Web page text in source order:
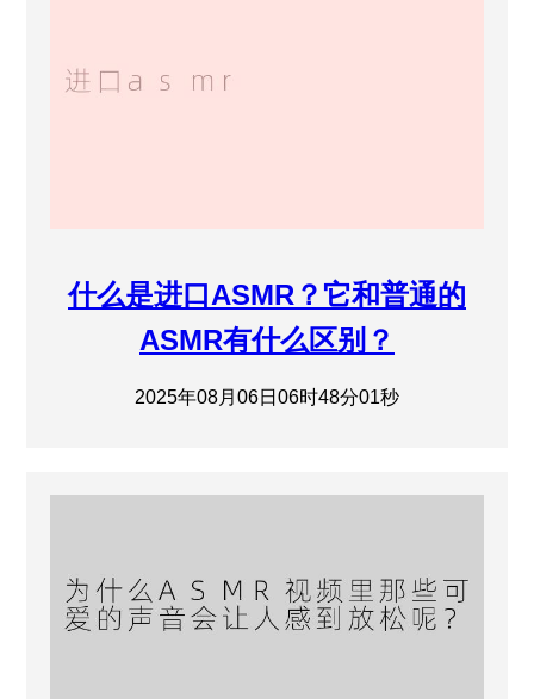
什么是进口ASMR？它和普通的
ASMR有什么区别？
2025年08月06日06时48分01秒